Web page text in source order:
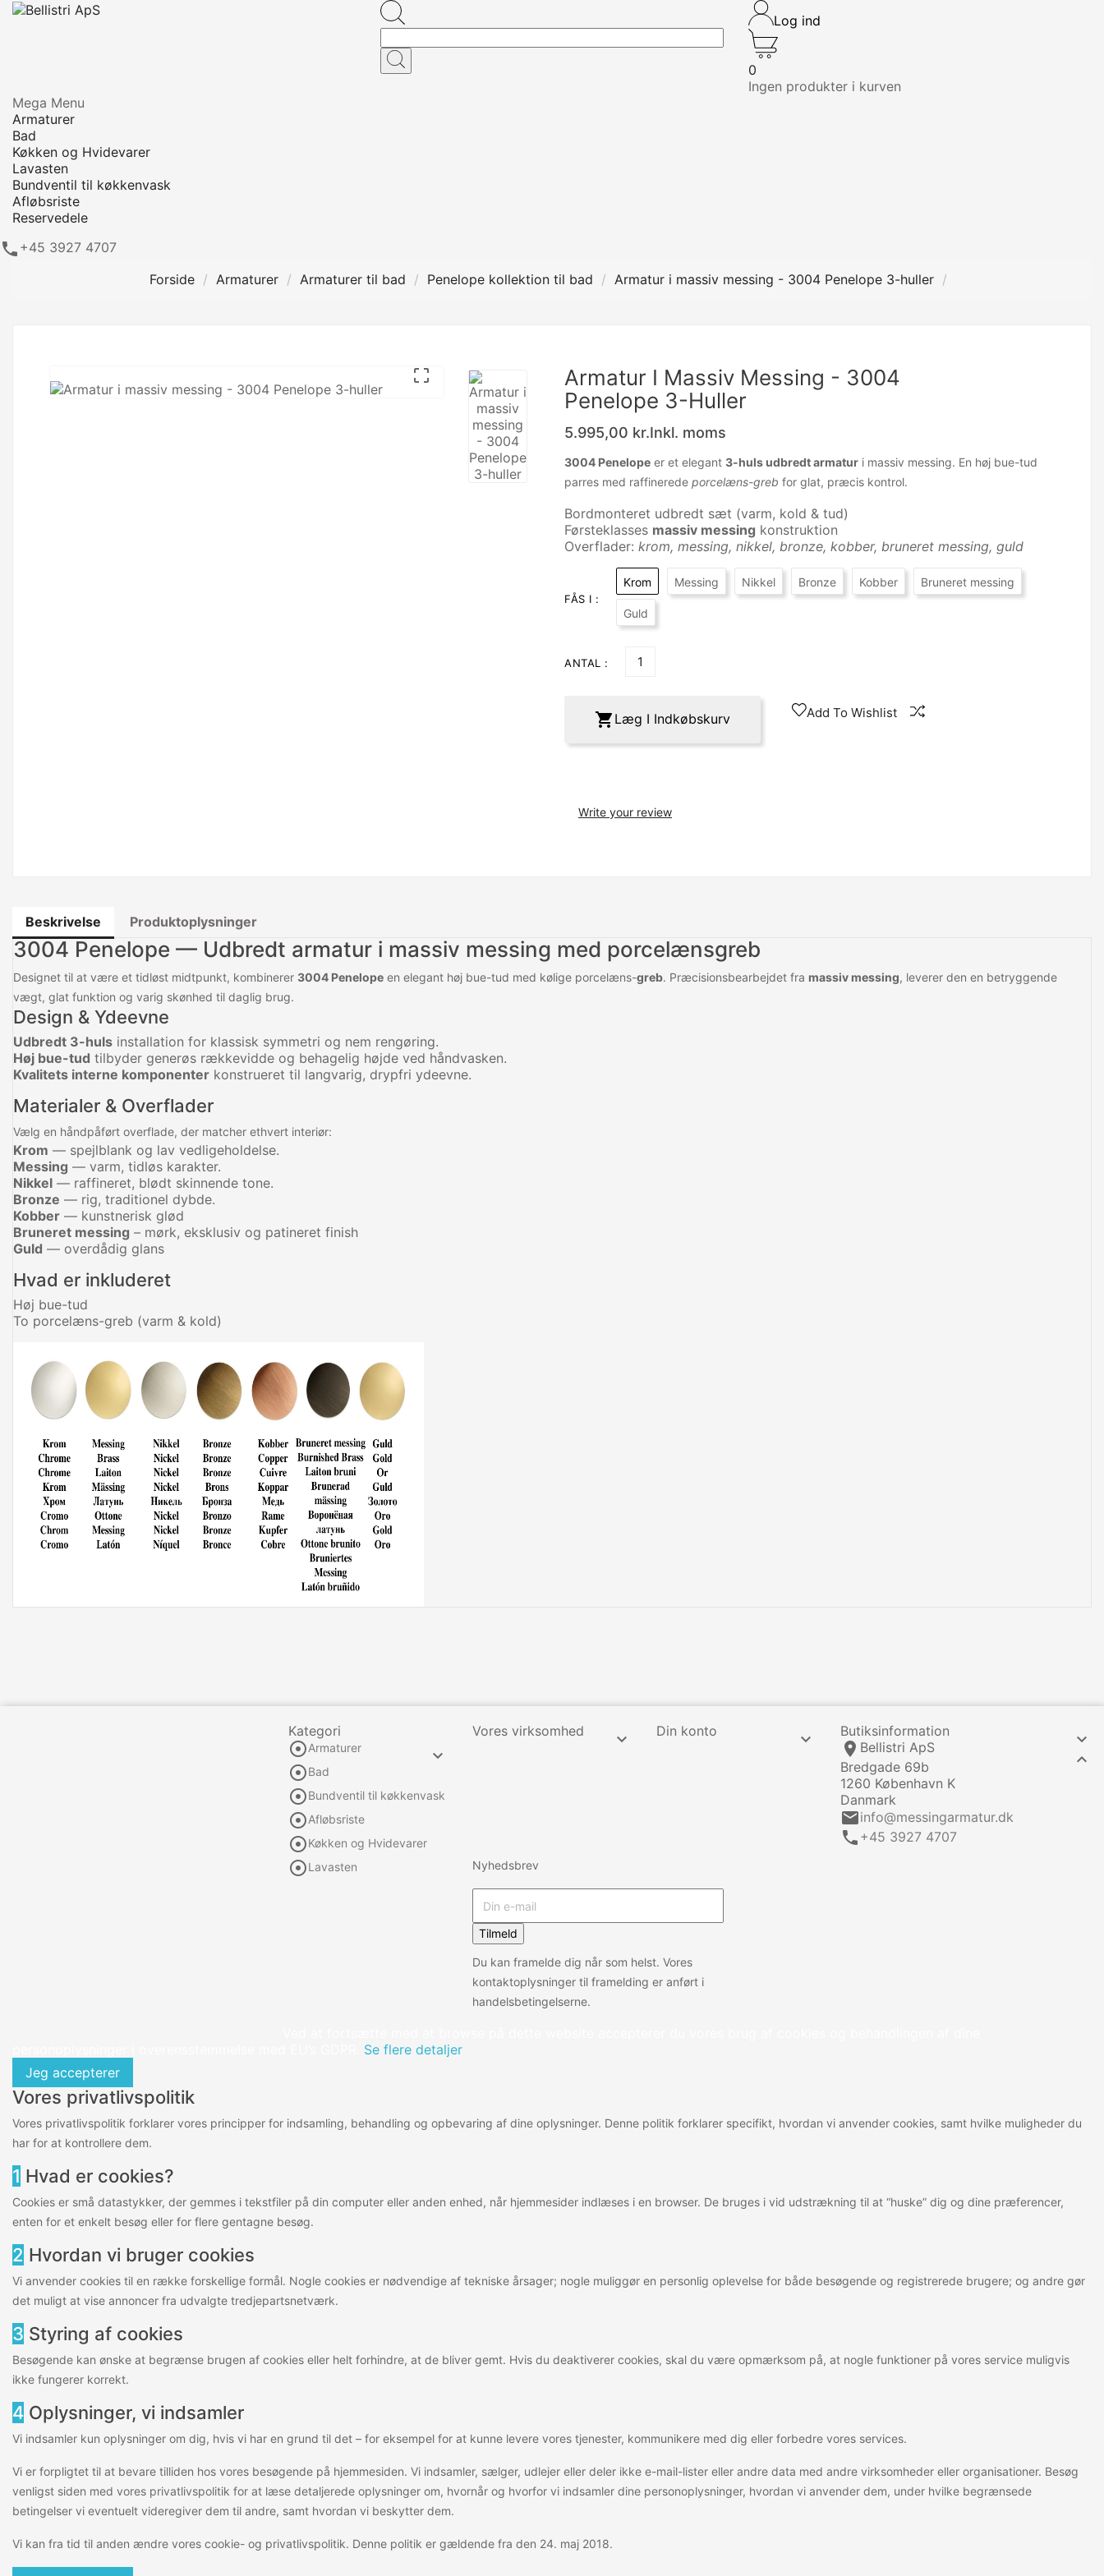
Log ind
0
Ingen produkter i kurven
Mega Menu
Armaturer
Bad
Køkken og Hvidevarer
Lavasten
Bundventil til køkkenvask
Afløbsriste
Reservedele
 +45 3927 4707
Forside
Armaturer Armaturer til bad Penelope kollektion til bad Armatur i massiv messing - 3004 Penelope 3-huller

Armatur I Massiv Messing - 3004
Penelope 3-Huller
5.995,00 kr.Inkl. moms
3004 Penelope er et elegant 3-huls udbredt armatur i massiv messing. En høj bue-tud
parres med raffinerede porcelæns-greb for glat, præcis kontrol.
Bordmonteret udbredt sæt (varm, kold & tud)
Førsteklasses massiv messing konstruktion
Overflader: krom, messing, nikkel, bronze, kobber, bruneret messing, guld
FÅS I :
Krom Messing Nikkel Bronze Kobber Bruneret messing
Guld
ANTAL :
 Læg I Indkøbskurv Add To Wishlist
Write your review
Beskrivelse Produktoplysninger
3004 Penelope — Udbredt armatur i massiv messing med porcelænsgreb
Designet til at være et tidløst midtpunkt, kombinerer 3004 Penelope en elegant høj bue-tud med kølige porcelæns-greb. Præcisionsbearbejdet fra massiv messing, leverer den en betryggende
vægt, glat funktion og varig skønhed til daglig brug.
Design & Ydeevne
Udbredt 3-huls installation for klassisk symmetri og nem rengøring.
Høj bue-tud tilbyder generøs rækkevidde og behagelig højde ved håndvasken.
Kvalitets interne komponenter konstrueret til langvarig, drypfri ydeevne.
Materialer & Overflader
Vælg en håndpåført overflade, der matcher ethvert interiør:
Krom — spejlblank og lav vedligeholdelse.
Messing — varm, tidløs karakter.
Nikkel — raffineret, blødt skinnende tone.
Bronze — rig, traditionel dybde.
Kobber — kunstnerisk glød
Bruneret messing – mørk, eksklusiv og patineret finish
Guld — overdådig glans
Hvad er inkluderet
Høj bue-tud
To porcelæns-greb (varm & kold)
Kategori

Armaturer
Bad
Bundventil til køkkenvask
Afløbsriste
Køkken og Hvidevarer
Lavasten
Vores virksomhed  Din konto  Butiksinformation


location_on Bellistri ApS
Bredgade 69b
1260 København K
Danmark
emailinfo@messingarmatur.dk
call +45 3927 4707
Nyhedsbrev
Tilmeld
Du kan framelde dig når som helst. Vores
kontaktoplysninger til framelding er anført i
handelsbetingelserne.
Se flere detaljer
Jeg accepterer
Vores privatlivspolitik
Vores privatlivspolitik forklarer vores principper for indsamling, behandling og opbevaring af dine oplysninger. Denne politik forklarer specifikt, hvordan vi anvender cookies, samt hvilke muligheder du
har for at kontrollere dem.
1 Hvad er cookies?
Cookies er små datastykker, der gemmes i tekstfiler på din computer eller anden enhed, når hjemmesider indlæses i en browser. De bruges i vid udstrækning til at “huske” dig og dine præferencer,
enten for et enkelt besøg eller for flere gentagne besøg.
2 Hvordan vi bruger cookies
Vi anvender cookies til en række forskellige formål. Nogle cookies er nødvendige af tekniske årsager; nogle muliggør en personlig oplevelse for både besøgende og registrerede brugere; og andre gør
det muligt at vise annoncer fra udvalgte tredjepartsnetværk.
3 Styring af cookies
Besøgende kan ønske at begrænse brugen af cookies eller helt forhindre, at de bliver gemt. Hvis du deaktiverer cookies, skal du være opmærksom på, at nogle funktioner på vores service muligvis
ikke fungerer korrekt.
4 Oplysninger, vi indsamler
Vi indsamler kun oplysninger om dig, hvis vi har en grund til det – for eksempel for at kunne levere vores tjenester, kommunikere med dig eller forbedre vores services.
Vi er forpligtet til at bevare tilliden hos vores besøgende på hjemmesiden. Vi indsamler, sælger, udlejer eller deler ikke e-mail-lister eller andre data med andre virksomheder eller organisationer. Besøg
venligst siden med vores privatlivspolitik for at læse detaljerede oplysninger om, hvornår og hvorfor vi indsamler dine personoplysninger, hvordan vi anvender dem, under hvilke begrænsede
betingelser vi eventuelt videregiver dem til andre, samt hvordan vi beskytter dem.
Vi kan fra tid til anden ændre vores cookie- og privatlivspolitik. Denne politik er gældende fra den 24. maj 2018.